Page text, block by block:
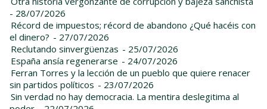
- 28/07/2026
Récord de impuestos; récord de abandono ¿Qué hacéis con
el dinero? - 27/07/2026
Reclutando sinvergüenzas - 25/07/2026
España ansía regenerarse - 24/07/2026
Ferran Torres y la lección de un pueblo que quiere renacer
sin partidos políticos - 23/07/2026
Sin verdad no hay democracia. La mentira deslegitima al